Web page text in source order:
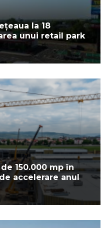
la 18
unui retail park
150.000 mp în
accelerare anul